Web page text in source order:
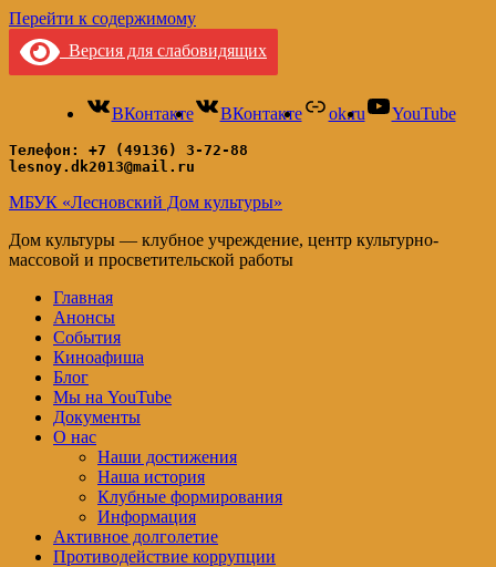
Перейти к содержимому
Версия для слабовидящих
ВКонтакте ВКонтакте ok.ru YouTube
Телефон: +7 (49136) 3-72-88
lesnoy.dk2013@mail.ru
МБУК «Лесновский Дом культуры»
Дом культуры — клубное учреждение, центр культурно-
массовой и просветительской работы
Главная
Анонсы
События
Киноафиша
Блог
Мы на YouTube
Документы
О нас
Наши достижения
Наша история
Клубные формирования
Информация
Активное долголетие
Противодействие коррупции